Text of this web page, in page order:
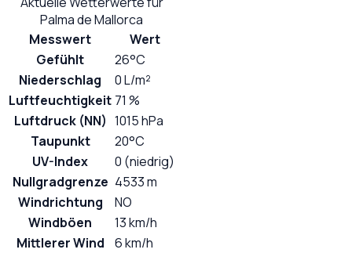
Palma de Mallorca
Messwert
Wert
Gefühlt
26°C
Niederschlag
0 L/m²
Luftfeuchtigkeit 71 %
Luftdruck (NN) 1015 hPa
Taupunkt
20°C
UV-Index
0 (niedrig)
Nullgradgrenze 4533 m
Windrichtung
NO
Windböen
13 km/h
Mittlerer Wind
6 km/h